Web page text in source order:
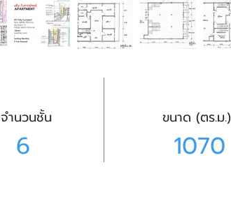
จำนวนชั้น
6
ขนาด (ตร.ม.)
1070